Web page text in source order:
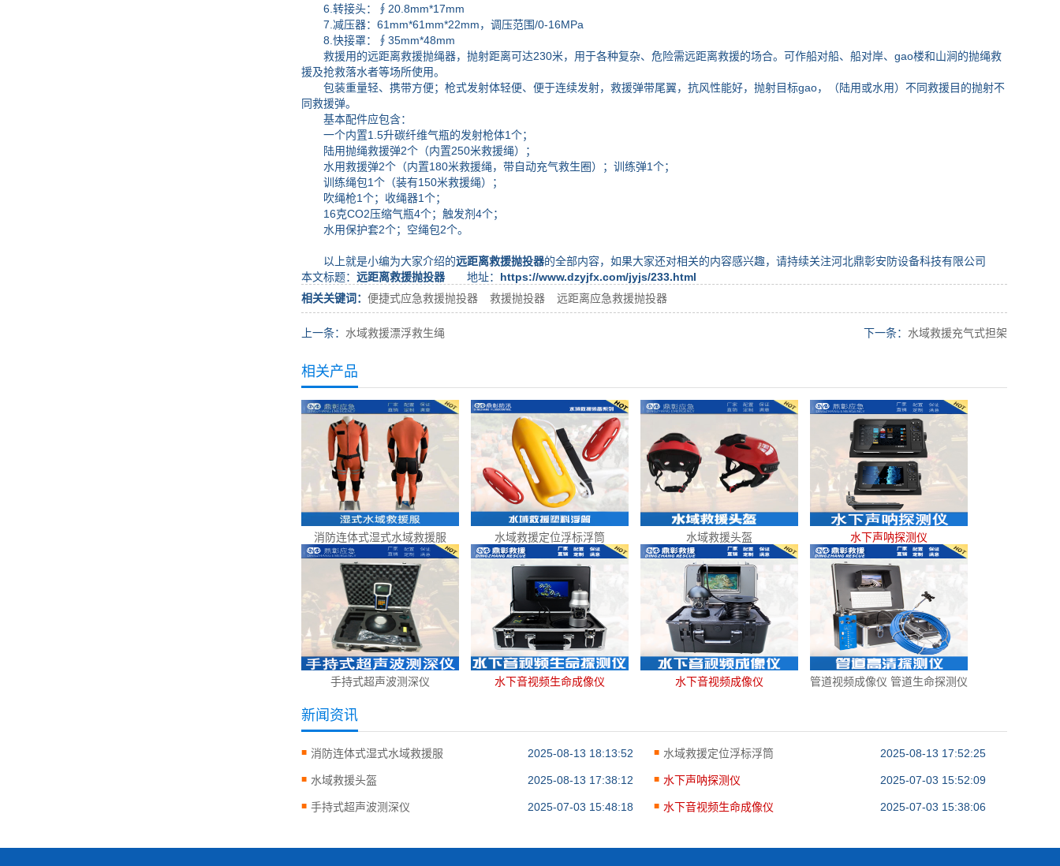
6.转接头：∮20.8mm*17mm
7.减压器：61mm*61mm*22mm，调压范围/0-16MPa
8.快接罩：∮35mm*48mm
救援用的远距离救援抛绳器，抛射距离可达230米，用于各种复杂、危险需远距离救援的场合。可作船对船、船对岸、gao楼和山涧的抛绳救
援及抢救落水者等场所使用。
包装重量轻、携带方便；枪式发射体轻便、便于连续发射，救援弹带尾翼，抗风性能好，抛射目标gao，（陆用或水用）不同救援目的抛射不
同救援弹。
基本配件应包含：
一个内置1.5升碳纤维气瓶的发射枪体1个；
陆用抛绳救援弹2个（内置250米救援绳）；
水用救援弹2个（内置180米救援绳，带自动充气救生圈）；训练弹1个；
训练绳包1个（装有150米救援绳）；
吹绳枪1个；收绳器1个；
16克CO2压缩气瓶4个；触发剂4个；
水用保护套2个；空绳包2个。
以上就是小编为大家介绍的远距离救援抛投器的全部内容，如果大家还对相关的内容感兴趣，请持续关注河北鼎彰安防设备科技有限公司
本文标题： 远距离救援抛投器地址： https://www.dzyjfx.com/jyjs/233.html
相关关键词： 便捷式应急救援抛投器 救援抛投器 远距离应急救援抛投器
上一条： 水域救援漂浮救生绳 下一条： 水域救援充气式担架
相关产品
消防连体式湿式水域救援服 水域救援定位浮标浮筒 水域救援头盔 水下声呐探测仪
手持式超声波测深仪 水下音视频生命成像仪 水下音视频成像仪 管道视频成像仪 管道生命探测仪
新闻资讯
消防连体式湿式水域救援服 2025-08-13 18:13:52 水域救援定位浮标浮筒 2025-08-13 17:52:25
水域救援头盔 2025-08-13 17:38:12 水下声呐探测仪 2025-07-03 15:52:09
手持式超声波测深仪 2025-07-03 15:48:18 水下音视频生命成像仪 2025-07-03 15:38:06